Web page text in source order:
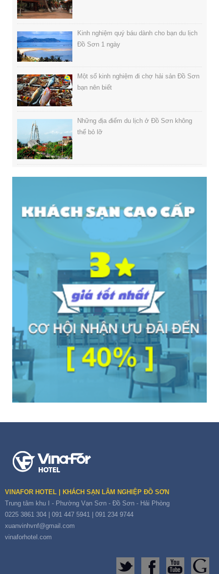
Kinh nghiệm quý báu dành cho bạn du lịch
Đồ Sơn 1 ngày
Một số kinh nghiệm đi chợ hải sản Đồ Sơn
bạn nên biết
Những địa điểm du lịch ở Đồ Sơn không
thể bỏ lỡ
VINAFOR HOTEL | KHÁCH SẠN LÂM NGHIỆP ĐỒ SƠN
Trung tâm khu I - Phường Vạn Sơn - Đồ Sơn - Hải Phòng
0225 3861 304
091 447 5941
091 234 9744
xuanvinhvnf@gmail.com
vinaforhotel.com